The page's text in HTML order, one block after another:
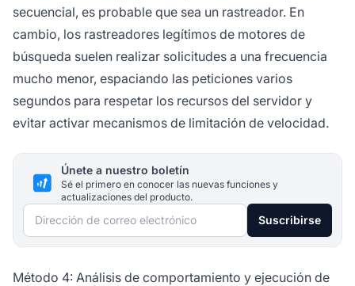
secuencial, es probable que sea un rastreador. En
cambio, los rastreadores legítimos de motores de
búsqueda suelen realizar solicitudes a una frecuencia
mucho menor, espaciando las peticiones varios
segundos para respetar los recursos del servidor y
evitar activar mecanismos de limitación de velocidad.
Únete a nuestro boletín
Sé el primero en conocer las nuevas funciones y
actualizaciones del producto.
Dirección de correo electrónico Suscribirse
Método 4: Análisis de comportamiento y ejecución de